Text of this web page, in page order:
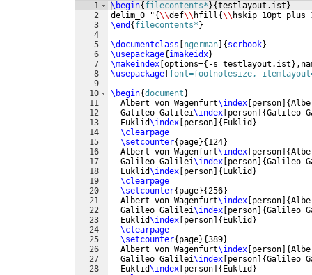
1
2
3
4
5
6
7
8
9
10
11
12
13
14
15
16
17
18
19
20
21
22
23
24
25
26
27
28
\begin{ filecontents* }{testlayout.ist }
delim_0 "{\\def\\ hfill{\\ hskip 10pt
\end { filecontents* }
\documentclass
ngerman { scrbook}
\usepackage{ imakeidx}
\makeindex options={ -s testlayout.ist }
\usepackage font=footnotesize,
\begin{document }
  Albert von Wagenfurt
\index person {
  Galileo Galilei
\index person {Galileo
  Euklid
\index person { Euklid }
\clearpage
\setcounter{ page}{ 124}
  Albert von Wagenfurt
\index person {
  Galileo Galilei
\index person {Galileo
  Euklid
\index person { Euklid }
\clearpage
\setcounter{ page}{256}
  Albert von Wagenfurt
\index person {
  Galileo Galilei
\index person {Galileo
  Euklid
\index person { Euklid }
\clearpage
\setcounter{ page}{389}
  Albert von Wagenfurt
\index person {
  Galileo Galilei
\index person {Galileo
  Euklid
\index person { Euklid }